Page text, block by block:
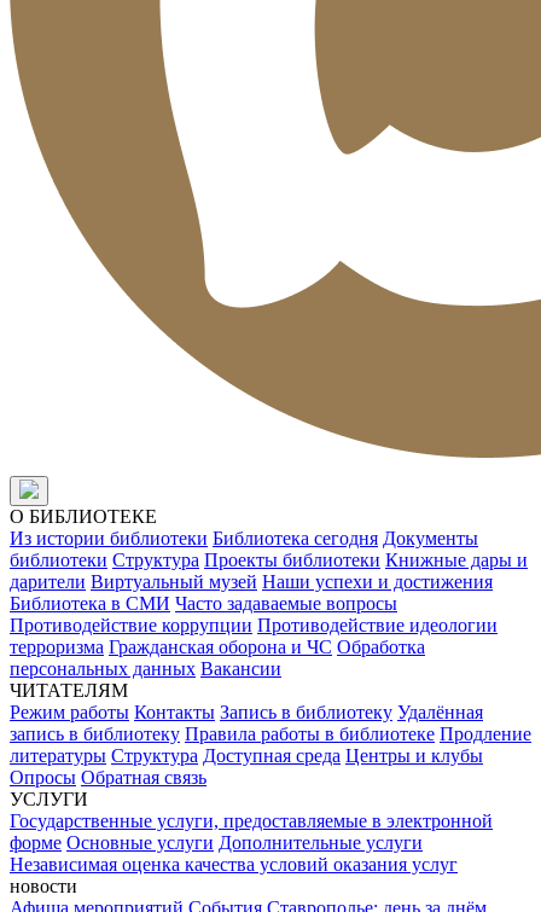
О БИБЛИОТЕКЕ
Из истории библиотеки Библиотека сегодня Документы
библиотеки Структура Проекты библиотеки Книжные дары и
дарители Виртуальный музей Наши успехи и достижения
Библиотека в СМИ Часто задаваемые вопросы
Противодействие коррупции Противодействие идеологии
терроризма Гражданская оборона и ЧС Обработка
персональных данных Вакансии
ЧИТАТЕЛЯМ
Режим работы Контакты Запись в библиотеку Удалённая
запись в библиотеку Правила работы в библиотеке Продление
литературы Структура Доступная среда Центры и клубы
Опросы Обратная связь
УСЛУГИ
Государственные услуги, предоставляемые в электронной
форме Основные услуги Дополнительные услуги
Независимая оценка качества условий оказания услуг
новости
Афиша мероприятий События Ставрополье: день за днём